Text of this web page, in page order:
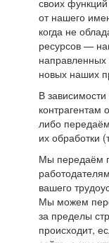
своих
от нашего
когда не
ресурсов —
направленных
новых наших
В
контрагентам
либо
их обработки
Мы передаём
вашего
Мы можем
за пределы
происходит,